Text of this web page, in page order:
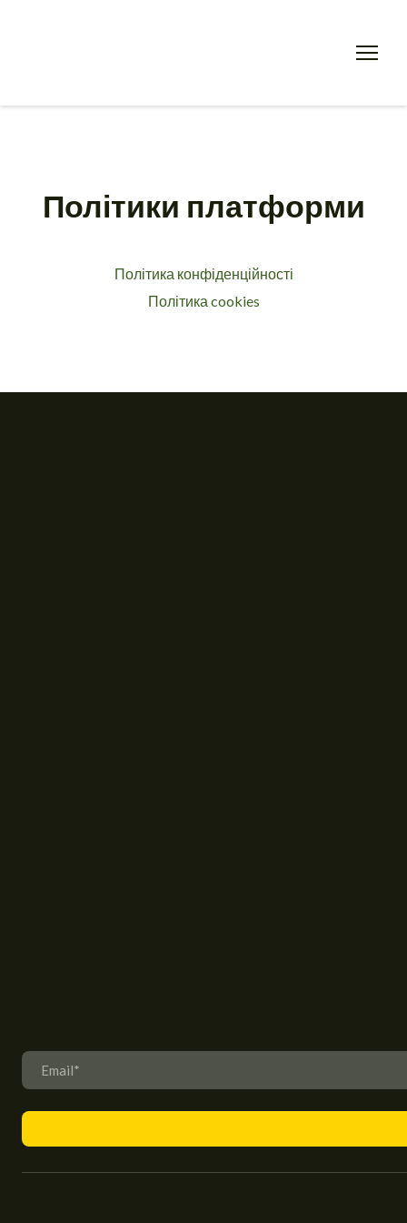
Політики платформи
Політика конфіденційності
Політика cookies